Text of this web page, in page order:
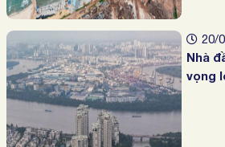
20/
Nhà
vọng